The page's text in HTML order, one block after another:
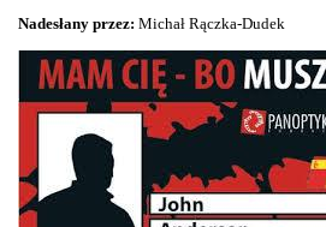
Nadesłany przez: Michał Rączka-Dudek